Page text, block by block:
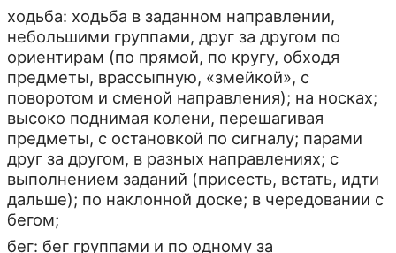
ходьба: ходьба в заданном направлении,
небольшими группами, друг за другом по
ориентирам (по прямой, по кругу, обходя
предметы, врассыпную, «змейкой», с
поворотом и сменой направления); на носках;
высоко поднимая колени, перешагивая
предметы, с остановкой по сигналу; парами
друг за другом, в разных направлениях; с
выполнением заданий (присесть, встать, идти
дальше); по наклонной доске; в чередовании с
бегом;
бег: бег группами и по одному за